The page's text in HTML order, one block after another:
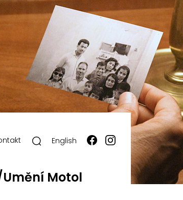
Motol
English